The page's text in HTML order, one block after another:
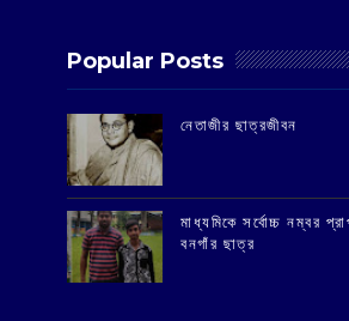
Popular Posts
‌নেতাজীর ছাত্রজীবন
মাধ্যমিকে সর্বোচ্চ নম্বর
বনগাঁর ছাত্র